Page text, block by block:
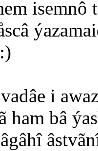
isemnô
i
ham bâ